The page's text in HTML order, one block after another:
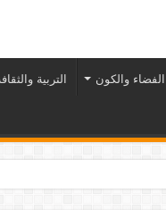
الفضاء والكون التربية